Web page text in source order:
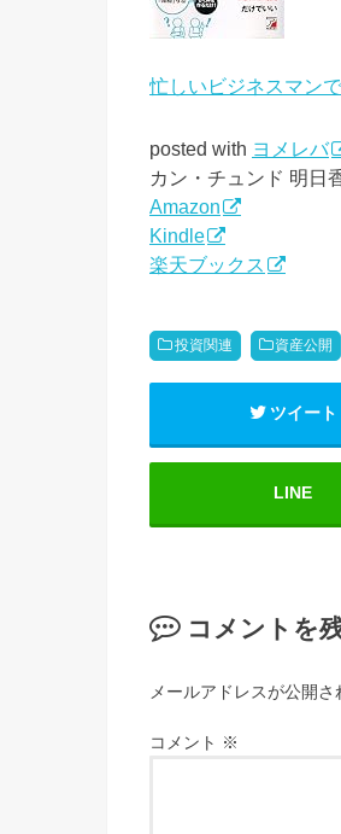
忙しいビジネスマン
posted with ヨメレバ
カン・チュンド 明日
Amazon
Kindle
楽天ブックス
投資関連 資産公開
ツイート
LINE
コメントを
メールアドレスが公開さ
コメント ※